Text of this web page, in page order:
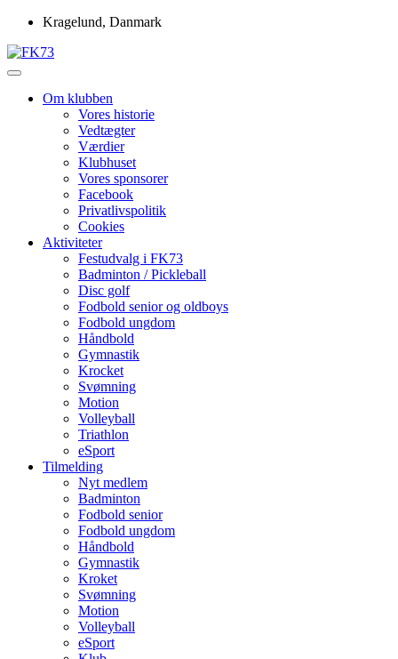
Skip
content
Kragelund, Danmark
FK73
Om klubben
Vores historie
Vedtægter
Værdier
Klubhuset
Vores sponsorer
Facebook
Privatlivspolitik
Cookies
Aktiviteter
Festudvalg i FK73
Badminton / Pickleball
Disc golf
Fodbold senior og oldboys
Fodbold ungdom
Håndbold
Gymnastik
Krocket
Svømning
Motion
Volleyball
Triathlon
eSport
Tilmelding
Nyt medlem
Badminton
Fodbold senior
Fodbold ungdom
Håndbold
Gymnastik
Kroket
Svømning
Motion
Volleyball
eSport